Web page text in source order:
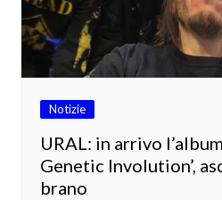
Notizie
URAL: in arrivo
Genetic Involution’,
brano